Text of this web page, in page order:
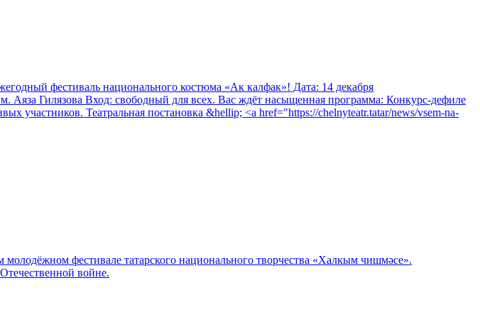
фестиваль национального костюма «Ак калфак»! Дата: 14 декабря
Аяза Гилязова Вход: свободный для всех. Вас ждёт насыщенная программа: Конкурс-дефиле
Театральная постановка &hellip; <a href="https://chelnyteatr.tatar/news/vsem-na-
фестивале татарского национального творчества «Халкым чишмәсе».
войне.